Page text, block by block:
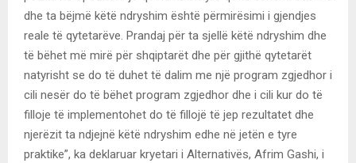
dhe ta bëjmë këtë ndryshim është përmirësimi i gjendjes
reale të qytetarëve. Prandaj për ta sjellë këtë ndryshim dhe
të bëhet më mirë për shqiptarët dhe për gjithë qytetarët
natyrisht se do të duhet të dalim me një program zgjedhor i
cili nesër do të bëhet program zgjedhor dhe i cili kur do të
filloje të implementohet do të fillojë të jep rezultatet dhe
njerëzit ta ndjejnë këtë ndryshim edhe në jetën e tyre
praktike”, ka deklaruar kryetari i Alternativës, Afrim Gashi, i